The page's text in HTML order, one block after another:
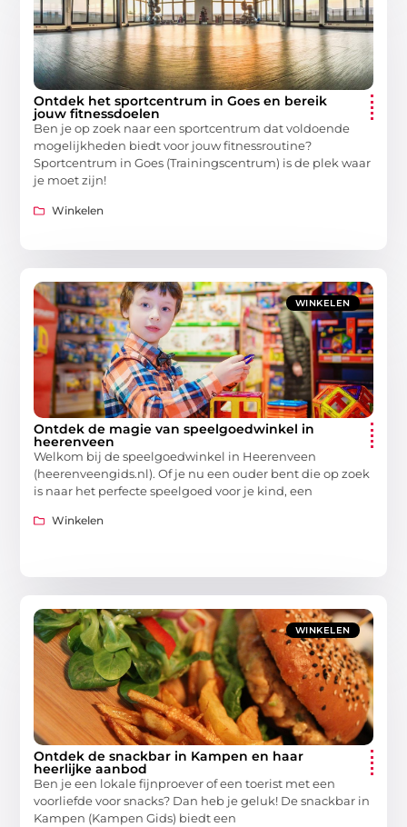
Ontdek het sportcentrum in Goes en bereik
jouw fitnessdoelen
Ben je op zoek naar een sportcentrum dat voldoende
mogelijkheden biedt voor jouw fitnessroutine?
Sportcentrum in Goes (Trainingscentrum) is de plek waar
je moet zijn!
Winkelen
WINKELEN
Ontdek de magie van speelgoedwinkel in
heerenveen
Welkom bij de speelgoedwinkel in Heerenveen
(heerenveengids.nl). Of je nu een ouder bent die op zoek
is naar het perfecte speelgoed voor je kind, een
Winkelen
WINKELEN
Ontdek de snackbar in Kampen en haar
heerlijke aanbod
Ben je een lokale fijnproever of een toerist met een
voorliefde voor snacks? Dan heb je geluk! De snackbar in
Kampen (Kampen Gids) biedt een